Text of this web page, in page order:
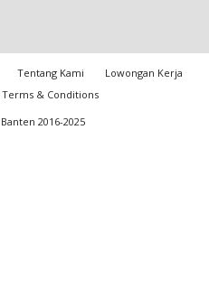
Tentang Kami
Lowongan Kerja
Terms & Conditions
2016-2025